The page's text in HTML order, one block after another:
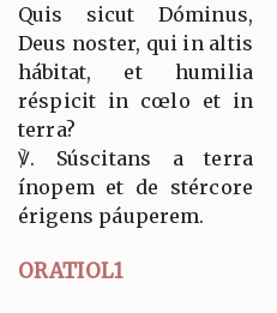
Quis sicut Dóminus,
Deus noster, qui in altis
hábitat, et humilia
réspicit in cœlo et in
terra?
℣. Súscitans a terra
ínopem et de stércore
érigens páuperem.
ORATIOL1